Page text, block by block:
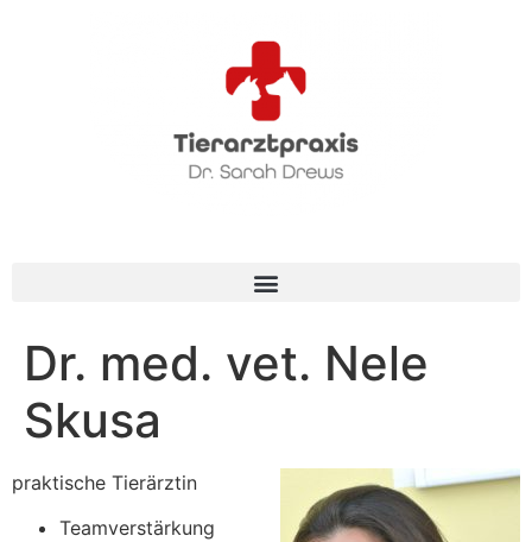
Dr. med. vet. Nele
Skusa
praktische Tierärztin
Teamverstärkung